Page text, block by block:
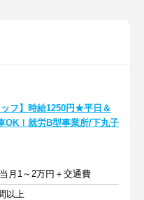
ッフ】時給1250円★平日＆
OK！就労B型事業所/下丸子
月1～2万円＋交通費
以上